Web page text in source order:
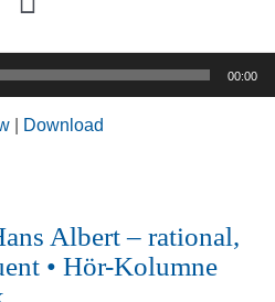
Toggle
Navigation
00:00
Download
Albert – rational,
• Hör-Kolumne